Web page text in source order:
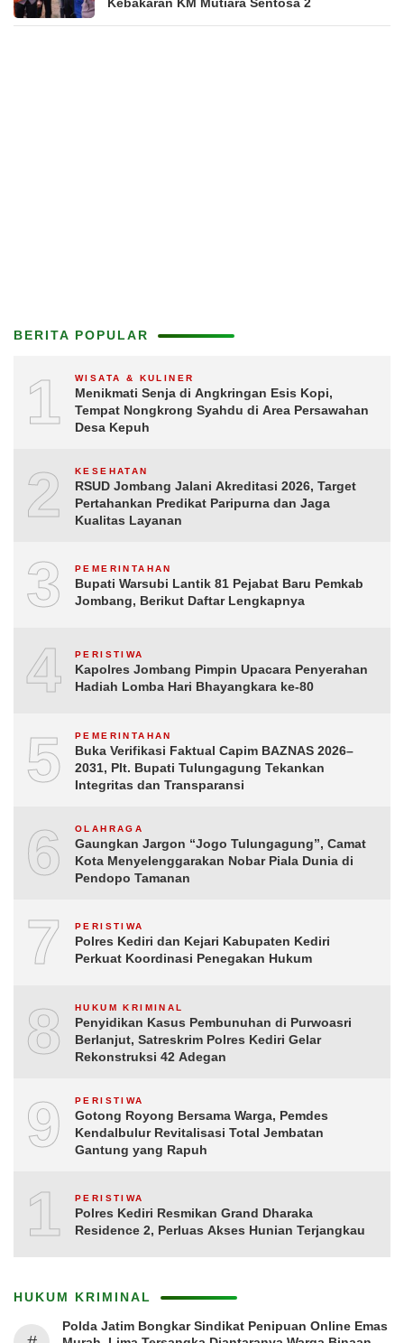
BERITA POPULAR
1 WISATA & KULINER
Menikmati Senja di Angkringan Esis Kopi,
Tempat Nongkrong Syahdu di Area Persawahan
Desa Kepuh
2 KESEHATAN
RSUD Jombang Jalani Akreditasi 2026, Target
Pertahankan Predikat Paripurna dan Jaga
Kualitas Layanan
3 PEMERINTAHAN
Bupati Warsubi Lantik 81 Pejabat Baru Pemkab
Jombang, Berikut Daftar Lengkapnya
4 PERISTIWA
Kapolres Jombang Pimpin Upacara Penyerahan
Hadiah Lomba Hari Bhayangkara ke-80
5 PEMERINTAHAN
Buka Verifikasi Faktual Capim BAZNAS 2026–
2031, Plt. Bupati Tulungagung Tekankan
Integritas dan Transparansi
6 OLAHRAGA
Gaungkan Jargon “Jogo Tulungagung”, Camat
Kota Menyelenggarakan Nobar Piala Dunia di
Pendopo Tamanan
7 PERISTIWA
Polres Kediri dan Kejari Kabupaten Kediri
Perkuat Koordinasi Penegakan Hukum
8 HUKUM KRIMINAL
Penyidikan Kasus Pembunuhan di Purwoasri
Berlanjut, Satreskrim Polres Kediri Gelar
Rekonstruksi 42 Adegan
9 PERISTIWA
Gotong Royong Bersama Warga, Pemdes
Kendalbulur Revitalisasi Total Jembatan
Gantung yang Rapuh
10PERISTIWA
Polres Kediri Resmikan Grand Dharaka
Residence 2, Perluas Akses Hunian Terjangkau
HUKUM KRIMINAL
Polda Jatim Bongkar Sindikat Penipuan Online Emas